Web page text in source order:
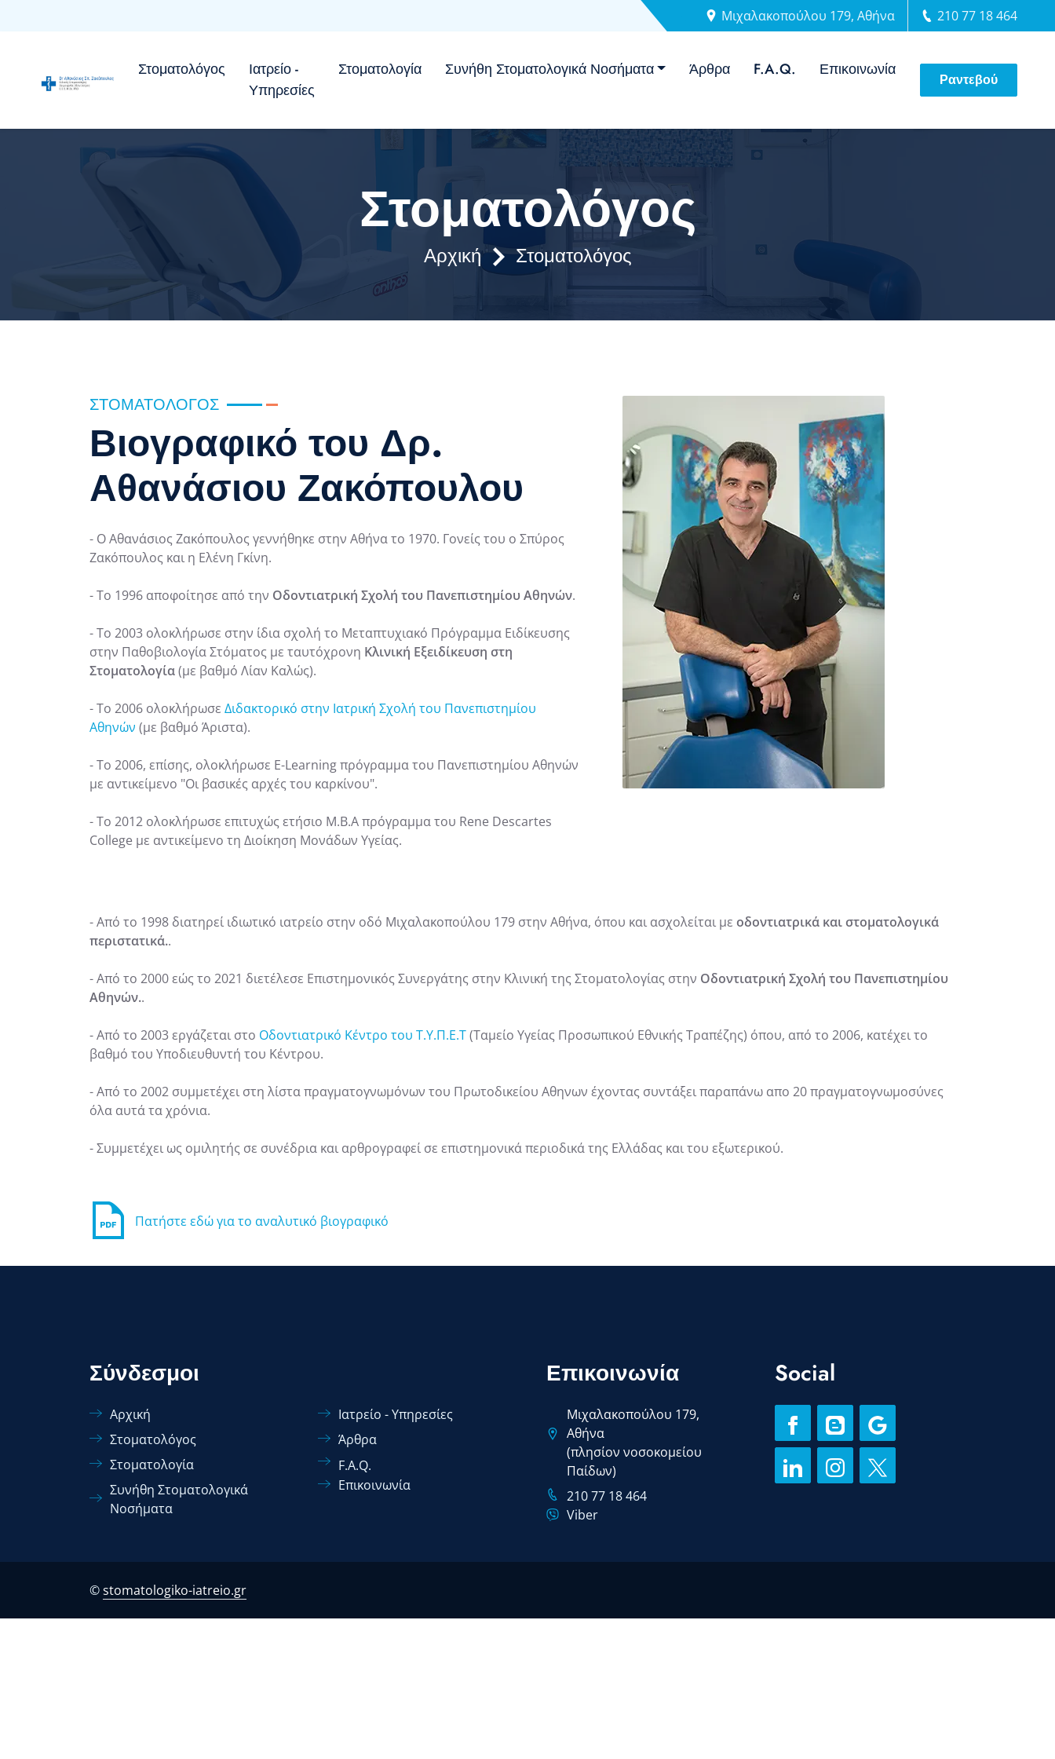
Μιχαλακοπούλου 179, Αθήνα 210 77 18 464
Στοματολόγος
Ιατρείο -
Υπηρεσίες
Στοματολογία Συνήθη Στοματολογικά Νοσήματα Άρθρα F.A.Q. Επικοινωνία
Ραντεβού
Στοματολόγος
Αρχική Στοματολόγος
ΣΤΟΜΑΤΟΛΌΓΟΣ
Βιογραφικό του Δρ.
Αθανάσιου Ζακόπουλου
- Ο Αθανάσιος Ζακόπουλος γεννήθηκε στην Αθήνα το 1970. Γονείς του ο Σπύρος
Ζακόπουλος και η Ελένη Γκίνη.
- Το 1996 αποφοίτησε από την Οδοντιατρική Σχολή του Πανεπιστημίου Αθηνών.
- Το 2003 ολοκλήρωσε στην ίδια σχολή το Μεταπτυχιακό Πρόγραμμα Ειδίκευσης
στην Παθοβιολογία Στόματος με ταυτόχρονη Κλινική Εξειδίκευση στη
Στοματολογία(με βαθμό Λίαν Καλώς).
- Το 2006 ολοκλήρωσε Διδακτορικό στην Ιατρική Σχολή του Πανεπιστημίου
Αθηνών (με βαθμό Άριστα).
- Το 2006, επίσης, ολοκλήρωσε E-Learning πρόγραμμα του Πανεπιστημίου Αθηνών
με αντικείμενο "Οι βασικές αρχές του καρκίνου".
- Το 2012 ολοκλήρωσε επιτυχώς ετήσιο M.B.A πρόγραμμα του Rene Descartes
College με αντικείμενο τη Διοίκηση Μονάδων Υγείας.
- Από το 1998 διατηρεί ιδιωτικό ιατρείο στην οδό Μιχαλακοπούλου 179 στην Αθήνα, όπου και ασχολείται με οδοντιατρικά και στοματολογικά
περιστατικά..
- Από το 2000 εώς το 2021 διετέλεσε Επιστημονικός Συνεργάτης στην Κλινική της Στοματολογίας στην Οδοντιατρική Σχολή του Πανεπιστημίου
Αθηνών..
- Από το 2003 εργάζεται στο Οδοντιατρικό Κέντρο του Τ.Υ.Π.Ε.Τ(Ταμείο Υγείας Προσωπικού Εθνικής Τραπέζης) όπου, από το 2006, κατέχει το
βαθμό του Υποδιευθυντή του Κέντρου.
- Από το 2002 συμμετέχει στη λίστα πραγματογνωμόνων του Πρωτοδικείου Αθηνων έχοντας συντάξει παραπάνω απο 20 πραγματογνωμοσύνες
όλα αυτά τα χρόνια.
- Συμμετέχει ως ομιλητής σε συνέδρια και αρθρογραφεί σε επιστημονικά περιοδικά της Ελλάδας και του εξωτερικού.
Πατήστε εδώ για το αναλυτικό βιογραφικό
Σύνδεσμοι
Αρχική
Στοματολόγος
Στοματολογία
Συνήθη Στοματολογικά
Νοσήματα
Ιατρείο - Υπηρεσίες
Άρθρα
F.A.Q.
Επικοινωνία
Επικοινωνία
Μιχαλακοπούλου 179,
Αθήνα
(πλησίον νοσοκομείου
Παίδων)
210 77 18 464
Viber
Social
©stomatologiko-iatreio.gr